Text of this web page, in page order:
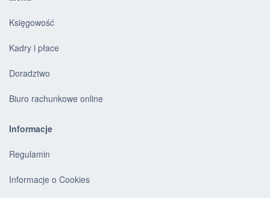
Księgowość
Kadry i płace
Doradztwo
Biuro rachunkowe online
Informacje
Regulamin
Informacje o Cookies